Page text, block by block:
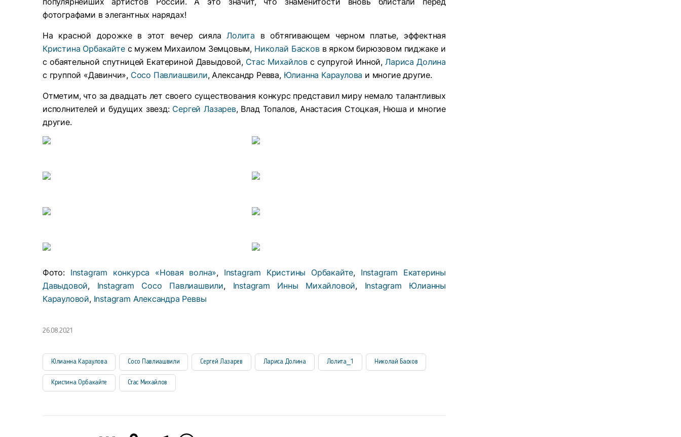
фотографами в элегантных нарядах!
На красной дорожке в этот вечер сиялаЛолита в обтягивающем черном платье, эффектная
Кристина Орбакайтес мужем Михаилом Земцовым, Николай Басковв ярком бирюзовом пиджаке и
с обаятельной спутницей Екатериной Давыдовой, Стас Михайловс супругой Инной,Лариса Долина
с группой «Давинчи», Сосо Павлиашвили, Александр Ревва, Юлианна Караулова и многие другие.
Отметим, что за двадцать лет своего существования конкурс представил миру немало талантливых
исполнителей и будущих звезд: Сергей Лазарев, Влад Топалов, Анастасия Стоцкая, Нюша и многие
другие.
Фото: Instagram конкурса «Новая волна», Instagram Кристины Орбакайте, Instagram Екатерины
Давыдовой, Instagram Сосо Павлиашвили, Instagram Инны Михайловой, Instagram Юлианны
Карауловой, Instagram Александра Реввы
26.08.2021
Юлианна Караулова Сосо Павлиашвили Сергей Лазарев Лариса Долина Лолита_1 Николай Басков
Кристина Орбакайте Стас Михайлов